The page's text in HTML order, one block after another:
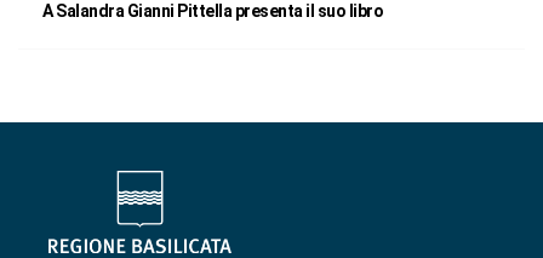
A Salandra Gianni Pittella presenta il suo libro